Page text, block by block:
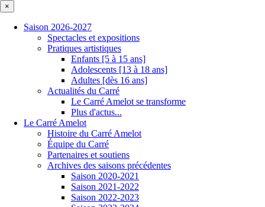
×
Saison 2026-2027
Spectacles et expositions
Pratiques artistiques
Enfants [5 à 15 ans]
Adolescents [13 à 18 ans]
Adultes [dès 16 ans]
Actualités du Carré
Le Carré Amelot se transforme
Plus d'actus...
Le Carré Amelot
Histoire du Carré Amelot
Équipe du Carré
Partenaires et soutiens
Archives des saisons précédentes
Saison 2020-2021
Saison 2021-2022
Saison 2022-2023